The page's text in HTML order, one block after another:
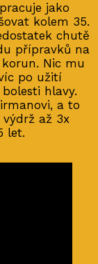
jako
kolem 35.
chutě
přípravků na
Nic mu
po užití
hlavy.
a to
až 3x
let.